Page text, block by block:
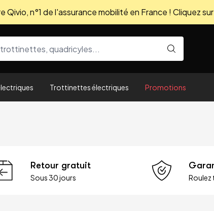
n°1 de l'assurance mobilité en France ! Cliquez
Trottinettes électriques Promotions
Retour gratuit
Sous 30 jours